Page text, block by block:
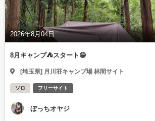
2026年8月04日
8月キャンプ⛺️スタート😁
[埼玉県] 月川荘キャンプ場 林間サイト
ソロ フリーサイト
ぼっちオヤジ